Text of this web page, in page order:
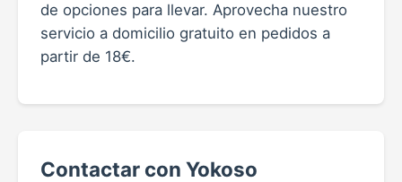
de opciones para llevar. Aprovecha nuestro
servicio a domicilio gratuito en pedidos a
partir de 18€.
Contactar con Yokoso